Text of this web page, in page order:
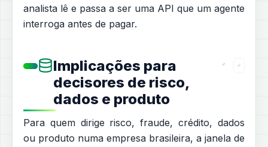
analista lê e passa a ser uma API que um agente
interroga antes de pagar.
Implicações para
decisores de risco,
dados e produto
Para quem dirige risco, fraude, crédito, dados
ou produto numa empresa brasileira, a janela de